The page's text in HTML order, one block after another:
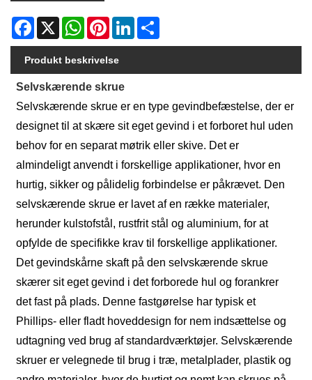
Facebook
X WhatsAppPinterestLinkedIn
Produkt beskrivelse
Selvskærende skrue
Selvskærende skrue er en type gevindbefæstelse, der er
designet til at skære sit eget gevind i et forboret hul uden
behov for en separat møtrik eller skive. Det er
almindeligt anvendt i forskellige applikationer, hvor en
hurtig, sikker og pålidelig forbindelse er påkrævet. Den
selvskærende skrue er lavet af en række materialer,
herunder kulstofstål, rustfrit stål og aluminium, for at
opfylde de specifikke krav til forskellige applikationer.
Det gevindskårne skaft på den selvskærende skrue
skærer sit eget gevind i det forborede hul og forankrer
det fast på plads. Denne fastgørelse har typisk et
Phillips- eller fladt hoveddesign for nem indsættelse og
udtagning ved brug af standardværktøjer. Selvskærende
skruer er velegnede til brug i træ, metalplader, plastik og